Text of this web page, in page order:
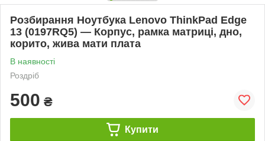
Розбирання Ноутбука Lenovo ThinkPad Edge
13 (0197RQ5) — Корпус, рамка матриці, дно,
корито, жива мати плата
В наявності
Роздріб
500 ₴
Купити